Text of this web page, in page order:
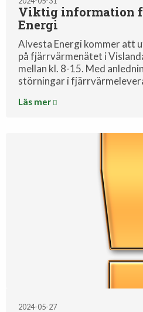
Viktig information
Energi
Alvesta Energi kommer att
på fjärrvärmenätet i
mellan kl. 8-15. Med
störningar i
Läs mer
2024-05-27